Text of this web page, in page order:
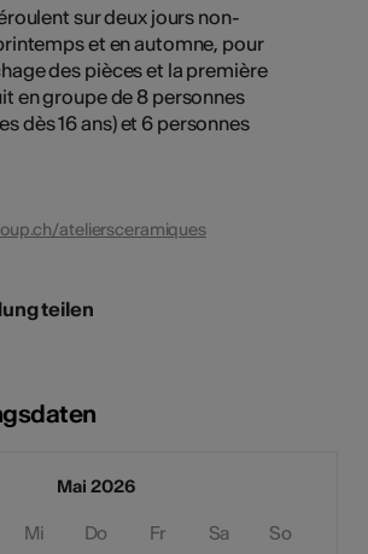
sur deux jours non-
et en automne, pour
des pièces et la première
en groupe de 8 personnes
dès 16 ans) et 6 personnes
ateliersceramiques
teilen
Mai 2026
Mi Do Fr Sa So